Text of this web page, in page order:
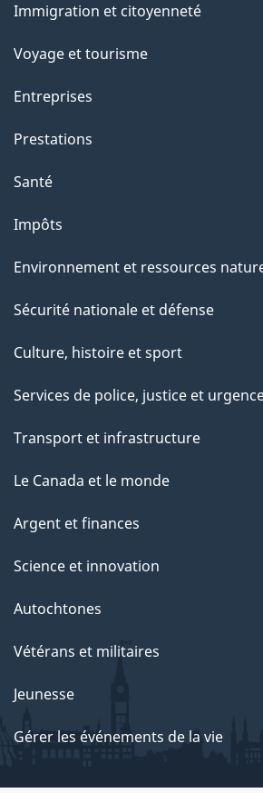
sujets
Immigration et citoyenneté
Voyage et tourisme
Entreprises
Prestations
Santé
Impôts
Environnement et ressources
Sécurité nationale et défense
Culture, histoire et sport
Services de police, justice et
Transport et infrastructure
Le Canada et le monde
Argent et finances
Science et innovation
Autochtones
Vétérans et militaires
Jeunesse
Gérer les événements de la vie